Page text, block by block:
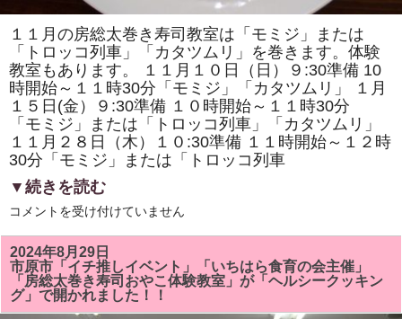
１１月の房総太巻き寿司教室は「モミジ」または
「トロッコ列車」「カタツムリ」を巻きます。体験
教室もあります。 １１月１０日（日）９:30準備 10
時開始～１１時30分「モミジ」「カタツムリ」 １月
１５日(金）９:30準備 １０時開始～１１時30分
「モミジ」または「トロッコ列車」「カタツムリ」
１１月２８日（木）１０:30準備 １１時開始～１２時
30分「モミジ」または「トロッコ列車
▼続きを読む
１
月
の
房
総
太
巻
き
コメントを受け付けていません
2024年8月29日
市原市「イチ推しイベント」「いちはら食育の会主催」
「房総太巻き寿司おやこ体験教室」が「ヘルシークッキン
グ」で開かれました！！